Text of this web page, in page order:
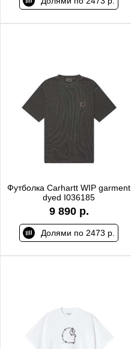
Футболка Carhartt WIP garment
dyed I036185
9 890 р.
Долями по 2473 р.